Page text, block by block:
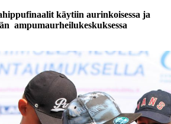
käytiin aurinkoisessa ja
ampumaurheilukeskuksessa